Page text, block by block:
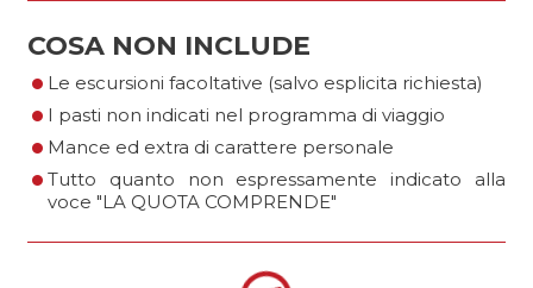
COSA NON INCLUDE
•Le escursioni facoltative (salvo esplicita richiesta)
• I pasti non indicati nel programma di viaggio
• Mance ed extra di carattere personale
• Tutto quanto non espressamente indicato alla
voce "LA QUOTA COMPRENDE"